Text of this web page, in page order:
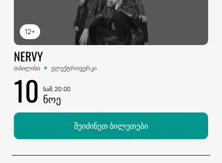
12+
NERVY
თბილისი ელექტროვერკი
10 სამ, 20:00
ᲜᲝᲔ
შეიძინეთ ბილეთები